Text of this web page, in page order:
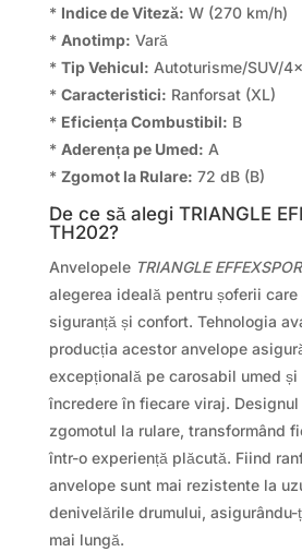
* Indice de Viteză: W (270 km/h)
* Anotimp: Vară
* Tip Vehicul: Autoturisme/SUV/
* Caracteristici: Ranforsat (XL)
* Eficiența Combustibil: B
* Aderența pe Umed: A
* Zgomot la Rulare: 72 dB (B)
De ce să alegi TRIANGLE
TH202?
Anvelopele TRIANGLE
alegerea ideală pentru șoferii care
siguranță și confort. Tehnologia
producția acestor anvelope
excepțională pe carosabil umed
încredere în fiecare viraj.
zgomotul la rulare, transformând
într-o experiență plăcută. Fiind
anvelope sunt mai rezistente la
denivelările drumului,
mai lungă.